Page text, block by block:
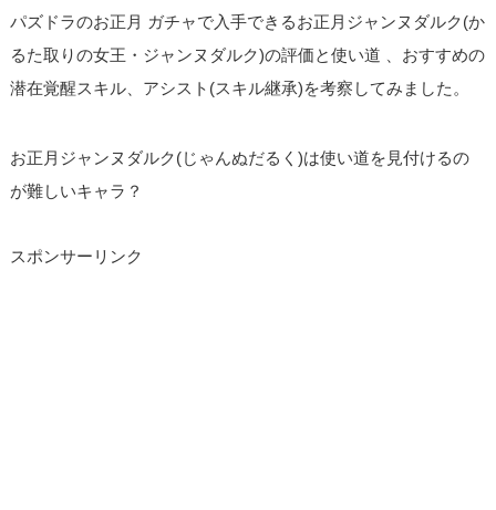
パズドラのお正月 ガチャで入手できるお正月ジャンヌダルク(か
るた取りの女王・ジャンヌダルク)の評価と使い道 、おすすめの
潜在覚醒スキル、アシスト(スキル継承)を考察してみました。
お正月ジャンヌダルク(じゃんぬだるく)は使い道を見付けるの
が難しいキャラ？
スポンサーリンク